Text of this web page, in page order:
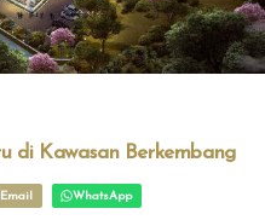
di Kawasan Berkembang
Email WhatsApp